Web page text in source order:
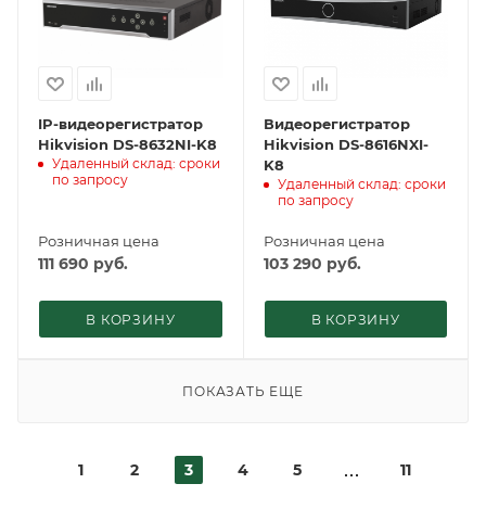
IP-видеорегистратор
Hikvision DS-8632NI-K8
Удаленный склад: сроки
по запросу
Розничная цена
111 690 руб.
В КОРЗИНУ
Видеорегистратор
Hikvision DS-8616NXI-
K8
Удаленный склад: сроки
по запросу
Розничная цена
103 290 руб.
В КОРЗИНУ
ПОКАЗАТЬ ЕЩЕ
1 2 3 4 5 11